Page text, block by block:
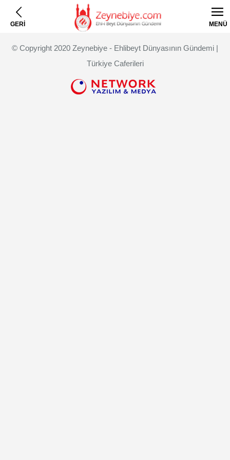
GERİ MENÜ
© Copyright 2020 Zeynebiye - Ehlibeyt Dünyasının Gündemi |
Türkiye Caferileri